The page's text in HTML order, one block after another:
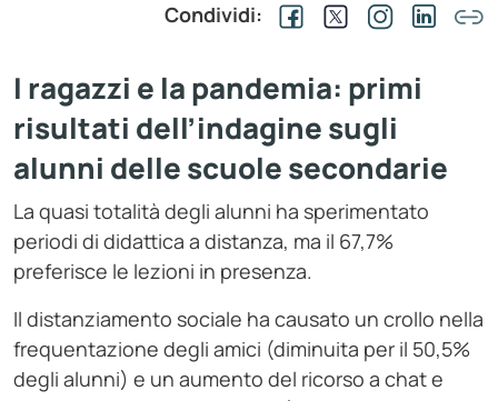
Condividi:
I ragazzi e la pandemia: primi
risultati dell’indagine sugli
alunni delle scuole secondarie
La quasi totalità degli alunni ha sperimentato
periodi di didattica a distanza, ma il 67,7%
preferisce le lezioni in presenza.
Il distanziamento sociale ha causato un crollo nella
frequentazione degli amici (diminuita per il 50,5%
degli alunni) e un aumento del ricorso a chat e